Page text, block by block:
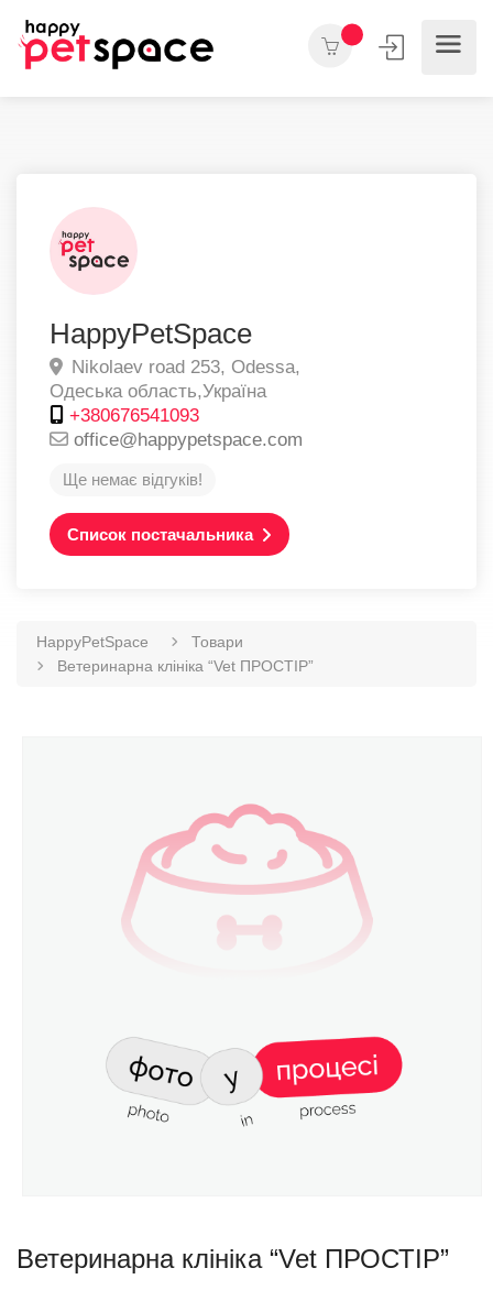
HappyPetSpace
Nikolaev road 253, Odessa,
Одеська область,Україна
+380676541093
office@happypetspace.com
Ще немає відгуків!
Список постачальника
HappyPetSpace
Товари
Ветеринарна клініка “Vet ПРОСТІР”
Ветеринарна клініка “Vet ПРОСТІР”